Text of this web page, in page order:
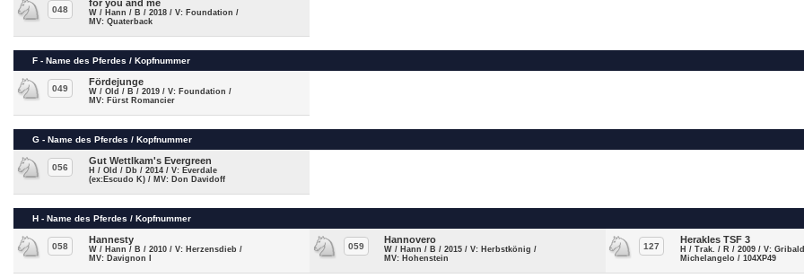
048
for you and me
W / Hann / B / 2018 / V: Foundation /
MV: Quaterback
F - Name des Pferdes / Kopfnummer
049
Fördejunge
W / Old / B / 2019 / V: Foundation /
MV: Fürst Romancier
G - Name des Pferdes / Kopfnummer
056
Gut Wettlkam's Evergreen
H / Old / Db / 2014 / V: Everdale
(ex:Escudo K) / MV: Don Davidoff
H - Name des Pferdes / Kopfnummer
058
Hannesty
W / Hann / B / 2010 / V: Herzensdieb /
MV: Davignon I
059
Hannovero
W / Hann / B / 2015 / V: Herbstkönig /
MV: Hohenstein
127
Herakles TSF 3
H / Trak. / R / 2009 / V:
Michelangelo / 104XP49